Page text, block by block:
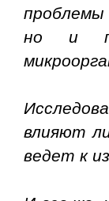
проблемы
но и
влияют
ведет к